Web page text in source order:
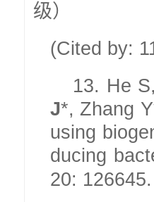
级）
(Cited by:
13. He
J*, Zhang
using
ducing
20: